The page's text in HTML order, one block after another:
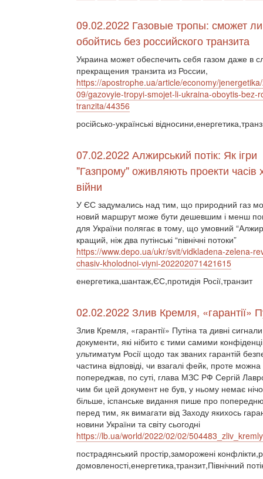
09.02.2022 Газовые тропы: сможет
обойтись без российского транзита
Украина может обеспечить себя газом даже в
прекращения транзита из России,
https://apostrophe.ua/article/economy/
09/gazovyie-tropyi-smojet-li-ukraina-oboytis-bez-
tranzita/44356
російсько-українські
07.02.2022 Алжирський потік: Як ігри
"Газпрому" оживляють проекти часів
війни
У ЄС задумались над тим, що природний газ
новий маршрут може бути дешевшим і менш
для України полягає в тому, що умовний
кращий, ніж два путінські “північні потоки”
https://www.depo.ua/ukr/svit/vidkladena-zelena-
chasiv-kholodnoi-viyni-202202071421615
енергетика,шантаж,ЄС,протидія Росії,транзит
02.02.2022 Злив Кремля, «гарантії»
Злив Кремля, «гарантії» Путіна та дивні
документи, які нібито є тими самими
ультиматум Росії щодо так званих гарантій
частина відповіді, чи взагалі фейк, проте
попереджав, по суті, глава МЗС РФ Сергій
чим би цей документ не був, у ньому немає
більше, іспанське видання пише про
перед тим, як вимагати від Заходу якихось
новини України та світу сьогодні
https://lb.ua/world/2022/02/02/
пострадянський простір,заморожені
домовленості,енергетика,транзит,Північний